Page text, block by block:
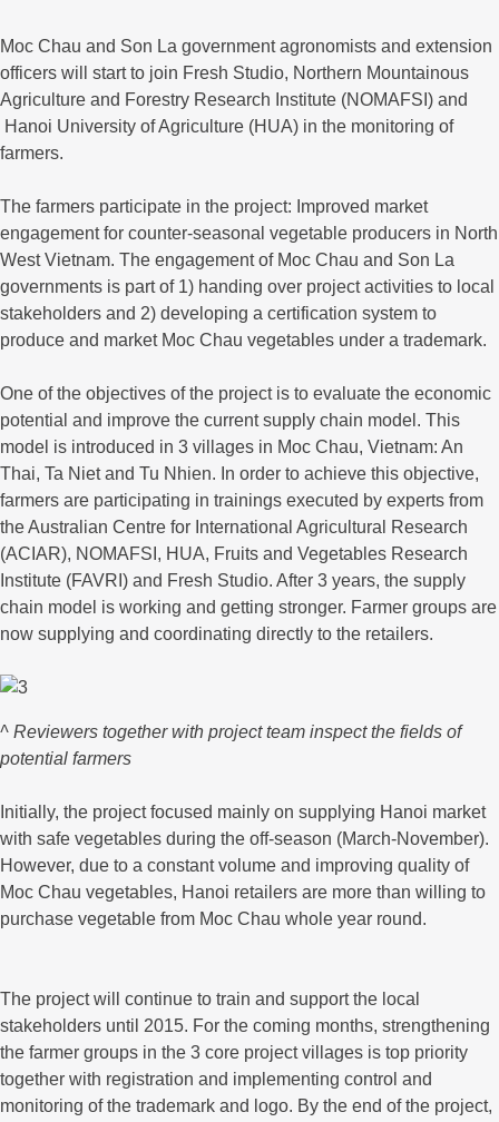
Moc Chau and Son La government agronomists and extension
officers will start to join Fresh Studio, Northern Mountainous
Agriculture and Forestry Research Institute (NOMAFSI) and
Hanoi University of Agriculture (HUA) in the monitoring of
farmers.
The farmers participate in the project: Improved market
engagement for counter-seasonal vegetable producers in North
West Vietnam. The engagement of Moc Chau and Son La
governments is part of 1) handing over project activities to local
stakeholders and 2) developing a certification system to
produce and market Moc Chau vegetables under a trademark.
One of the objectives of the project is to evaluate the economic
potential and improve the current supply chain model. This
model is introduced in 3 villages in Moc Chau, Vietnam: An
Thai, Ta Niet and Tu Nhien. In order to achieve this objective,
farmers are participating in trainings executed by experts from
the Australian Centre for International Agricultural Research
(ACIAR), NOMAFSI, HUA, Fruits and Vegetables Research
Institute (FAVRI) and Fresh Studio. After 3 years, the supply
chain model is working and getting stronger. Farmer groups are
now supplying and coordinating directly to the retailers.
^ Reviewers together with project team inspect the fields of
potential farmers
Initially, the project focused mainly on supplying Hanoi market
with safe vegetables during the off-season (March-November).
However, due to a constant volume and improving quality of
Moc Chau vegetables, Hanoi retailers are more than willing to
purchase vegetable from Moc Chau whole year round.
The project will continue to train and support the local
stakeholders until 2015. For the coming months, strengthening
the farmer groups in the 3 core project villages is top priority
together with registration and implementing control and
monitoring of the trademark and logo. By the end of the project,